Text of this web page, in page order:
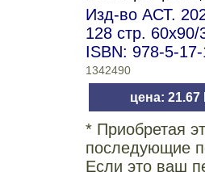
Изд-во АСТ.
128 стр.
ISBN: 978-5-
1342490
цена: 21.67
* Приобретая
последующие
Если это ваш